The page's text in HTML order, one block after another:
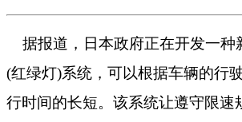
据报道，日本政府正在开发一种
(红绿灯)系统，可以根据车辆的行
行时间的长短。该系统让遵守限速